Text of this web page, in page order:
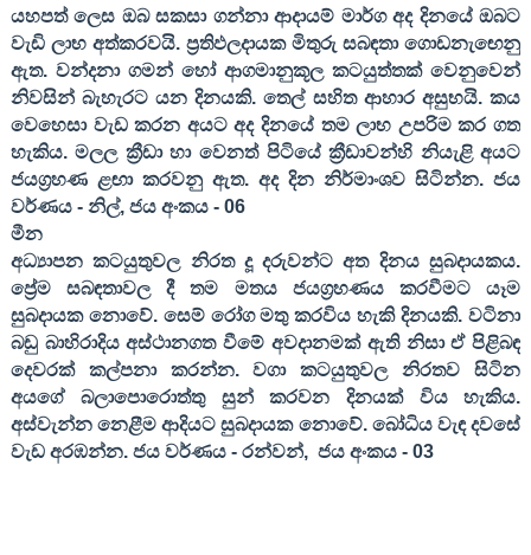
යහපත් ලෙස ඔබ සකසා ගන්නා ආදායම් මාර්ග අද දිනයේ ඔබට
වැඩි ලාභ අත්කරවයි. ප්‍රතිඵලදායක මිතුරු සබඳතා ගොඩනැඟෙනු
ඇත. වන්දනා ගමන් හෝ ආගමානුකූල කටයුත්තක් වෙනුවෙන්
නිවසින් බැහැරට යන දිනයකි. තෙල් සහිත ආහාර අසුභයි. කය
වෙහෙසා වැඩ කරන අයට අද දිනයේ තම ලාභ උපරිම කර ගත
හැකිය. මලල ක්‍රීඩා හා වෙනත් පිටියේ ක්‍රීඩාවන්හි නියැළි අයට
ජයග්‍රහණ ළඟා කරවනු ඇත. අද දින නිර්මාංශව සිටින්න. ජය
වර්ණය - නිල්, ජය අංකය -06
මීන
අධ්‍යාපන කටයුතුවල නිරත දූ දරුවන්ට අත දිනය සුබදායකය.
ප්‍රේම සබඳතාවල දී තම මතය ජයග්‍රහණය කරවීමට යෑම
සුබදායක නොවේ. සෙම් රෝග මතු කරවිය හැකි දිනයකි. වටිනා
බඩු බාහිරාදිය අස්ථානගත වීමේ අවදානමක් ඇති නිසා ඒ පිළිබඳ
දෙවරක් කල්පනා කරන්න. වගා කටයුතුවල නිරතව සිටින
අයගේ බලාපොරොත්තු සුන් කරවන දිනයක් විය හැකිය.
අස්වැන්න නෙළීම ආදියට සුබදායක නොවේ. බෝධිය වැඳ දවසේ
වැඩ අරඹන්න.ජය වර්ණය-රන්වන්, ජය අංකය - 03